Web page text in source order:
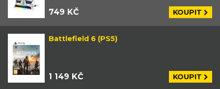
749 KČ KOUPIT
Battlefield 6 (PS5)
1 149 KČ KOUPIT